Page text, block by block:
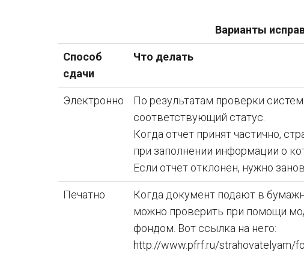
Варианты
Способ
сдачи
Что делать
Электронно
По результатам проверки
соответствующий статус.
Когда отчет принят частично,
при заполнении информации о
Если отчет отклонен, нужно
Печатно
Когда документ подают в
можно проверить при помощи
фондом. Вот ссылка на него:
http://www.pfrf.ru/strahovatelyam/